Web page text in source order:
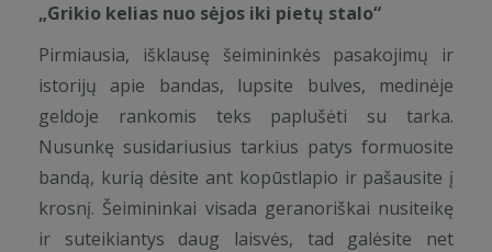
„Grikio kelias nuo sėjos iki pietų stalo“
Pirmiausia, išklausę šeimininkės pasakojimų ir
istorijų apie bandas, lupsite bulves, medinėje
geldoje rankomis teks paplušėti su tarka.
Nusunkę susidariusius tarkius patys formuosite
bandą, kurią dėsite ant kopūstlapio ir pašausite į
krosnį. Šeimininkai visada geranoriškai nusiteikę
ir suteikiantys daug laisvės, tad galėsite net